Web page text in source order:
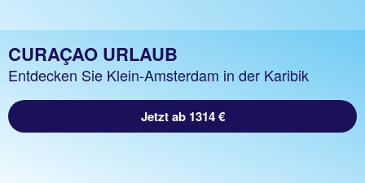
CURAÇAO URLAUB
Entdecken Sie Klein-Amsterdam in der Karibik
Jetzt ab 1314 €